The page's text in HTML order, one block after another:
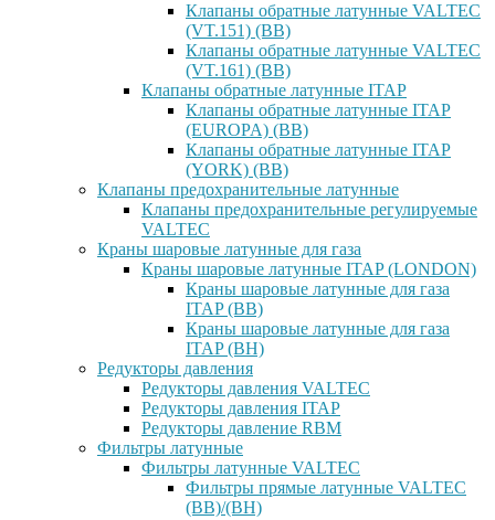
Клапаны обратные латунные VALTEC
(VT.151) (ВВ)
Клапаны обратные латунные VALTEC
(VT.161) (ВВ)
Клапаны обратные латунные ITAP
Клапаны обратные латунные ITAP
(EUROPA) (ВВ)
Клапаны обратные латунные ITAP
(YORK) (ВВ)
Клапаны предохранительные латунные
Клапаны предохранительные регулируемые
VALTEC
Краны шаровые латунные для газа
Краны шаровые латунные ITAP (LONDON)
Краны шаровые латунные для газа
ITAP (ВВ)
Краны шаровые латунные для газа
ITAP (ВН)
Редукторы давления
Редукторы давления VALTEC
Редукторы давления ITAP
Редукторы давление RBM
Фильтры латунные
Фильтры латунные VALTEC
Фильтры прямые латунные VALTEC
(ВВ)/(ВН)